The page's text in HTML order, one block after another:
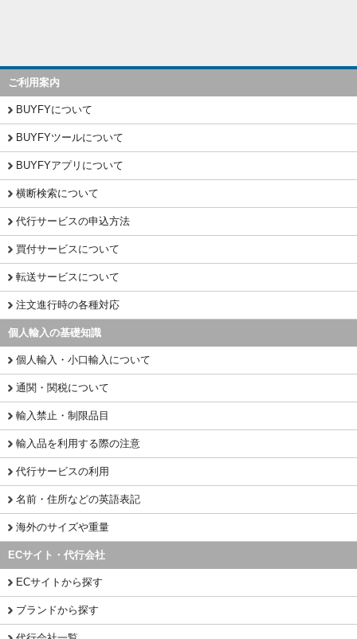
ご利用案内
BUYFYについて
BUYFYツールについて
BUYFYアプリについて
横断検索について
代行サービスの申込方法
買付サービスについて
転送サービスについて
注文進行時の各種対応
個人輸入の基礎知識
個人輸入・小口輸入について
通関・関税について
輸入禁止・制限品目
輸入品を利用する際の注意
代行サービスの利用
名前・住所などの英語表記
海外のサイズや重量
ECサイト・代行会社
ECサイトから探す
ブランドから探す